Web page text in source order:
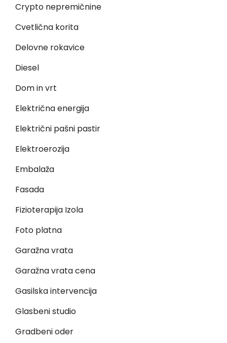
Crypto nepremičnine
Cvetlična korita
Delovne rokavice
Diesel
Dom in vrt
Električna energija
Električni pašni pastir
Elektroerozija
Embalaža
Fasada
Fizioterapija Izola
Foto platna
Garažna vrata
Garažna vrata cena
Gasilska intervencija
Glasbeni studio
Gradbeni oder